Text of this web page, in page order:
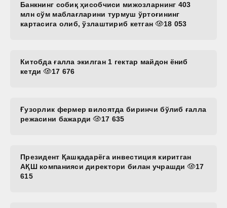
Банкнинг собиқ ҳисобчиси мижозларнинг 403
млн сўм маблағларини турмуш ўртоғининг
картасига олиб, ўзлаштириб кетган
18 053
Китобда ғалла экилган 1 гектар майдон ёниб
кетди
17 676
Ғузорлик фермер вилоятда биринчи бўлиб ғалла
режасини бажарди
17 635
Президент Қашқадарёга инвестиция киритган
АҚШ компанияси директори билан учрашди
17
615